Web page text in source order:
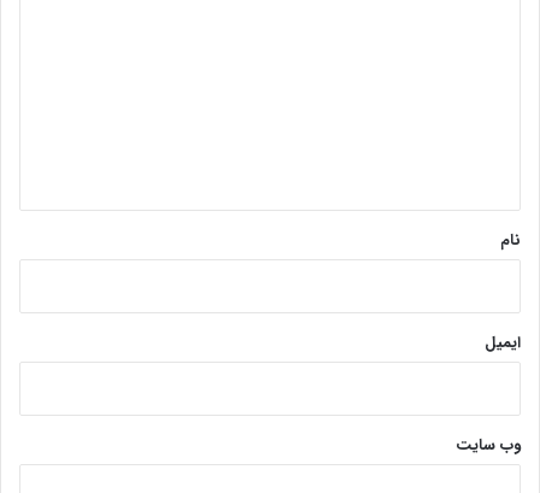
نام
ایمیل
وب‌ سایت